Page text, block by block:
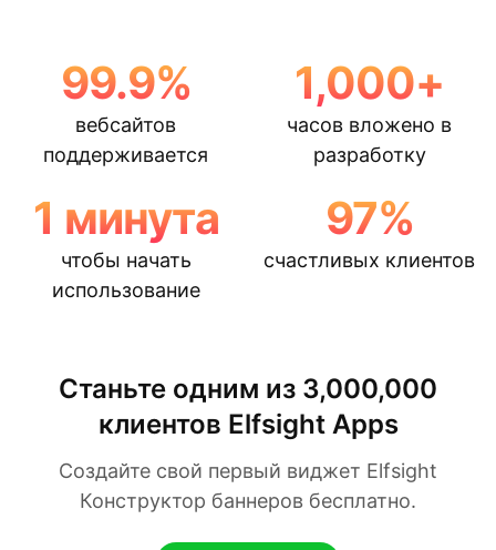
99.9%
вебсайтов
поддерживается
1,000+
часов вложено в
разработку
1 минута
чтобы начать
использование
97%
счастливых клиентов
Станьте одним из 3,000,000
клиентов Elfsight Apps
Создайте свой первый виджет Elfsight
Конструктор баннеров бесплатно.